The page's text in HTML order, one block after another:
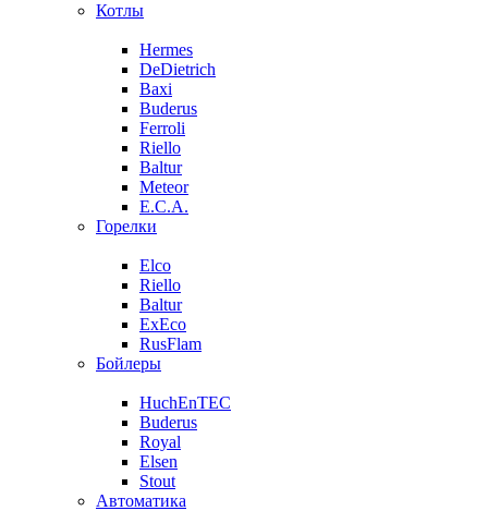
Котлы
Hermes
DeDietrich
Baxi
Buderus
Ferroli
Riello
Baltur
Meteor
E.C.A.
Горелки
Elco
Riello
Baltur
ExEco
RusFlam
Бойлеры
HuchEnTEC
Buderus
Royal
Elsen
Stout
Автоматика